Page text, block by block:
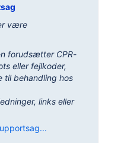
være
forudsætter CPR-
eller fejlkoder,
til behandling hos
links eller